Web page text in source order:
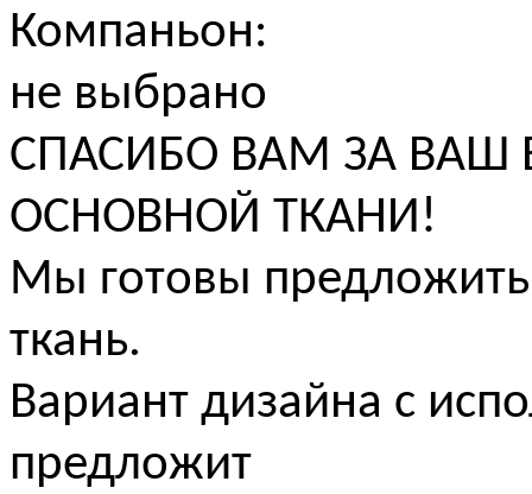
Компаньон:
не выбрано
СПАСИБО ВАМ ЗА ВАШ
ОСНОВНОЙ ТКАНИ!
Мы готовы
ткань.
Вариант дизайна с
предложит